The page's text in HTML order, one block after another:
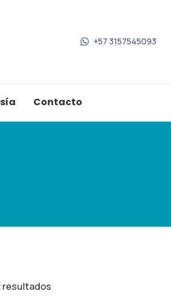
+57 3157545093
Contacto
resultados